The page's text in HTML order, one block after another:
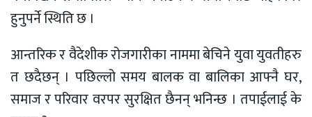
हुनुपर्ने स्थिति छ ।
आन्तरिक र वैदेशीक रोजगारीका नाममा बेचिने युवा युवतीहरु
त छदैछन् । पछिल्लो समय बालक वा बालिका आफ्नै घर,
समाज र परिवार वरपर सुरक्षित छैनन् भनिन्छ । तपाईलाई के